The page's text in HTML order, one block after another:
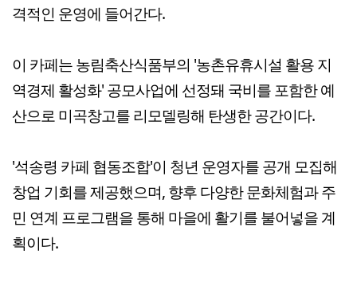
격적인 운영에 들어간다.
이 카페는 농림축산식품부의 '농촌유휴시설 활용 지
역경제 활성화' 공모사업에 선정돼 국비를 포함한 예
산으로 미곡창고를 리모델링해 탄생한 공간이다.
'석송령 카페 협동조합'이 청년 운영자를 공개 모집해
창업 기회를 제공했으며, 향후 다양한 문화체험과 주
민 연계 프로그램을 통해 마을에 활기를 불어넣을 계
획이다.